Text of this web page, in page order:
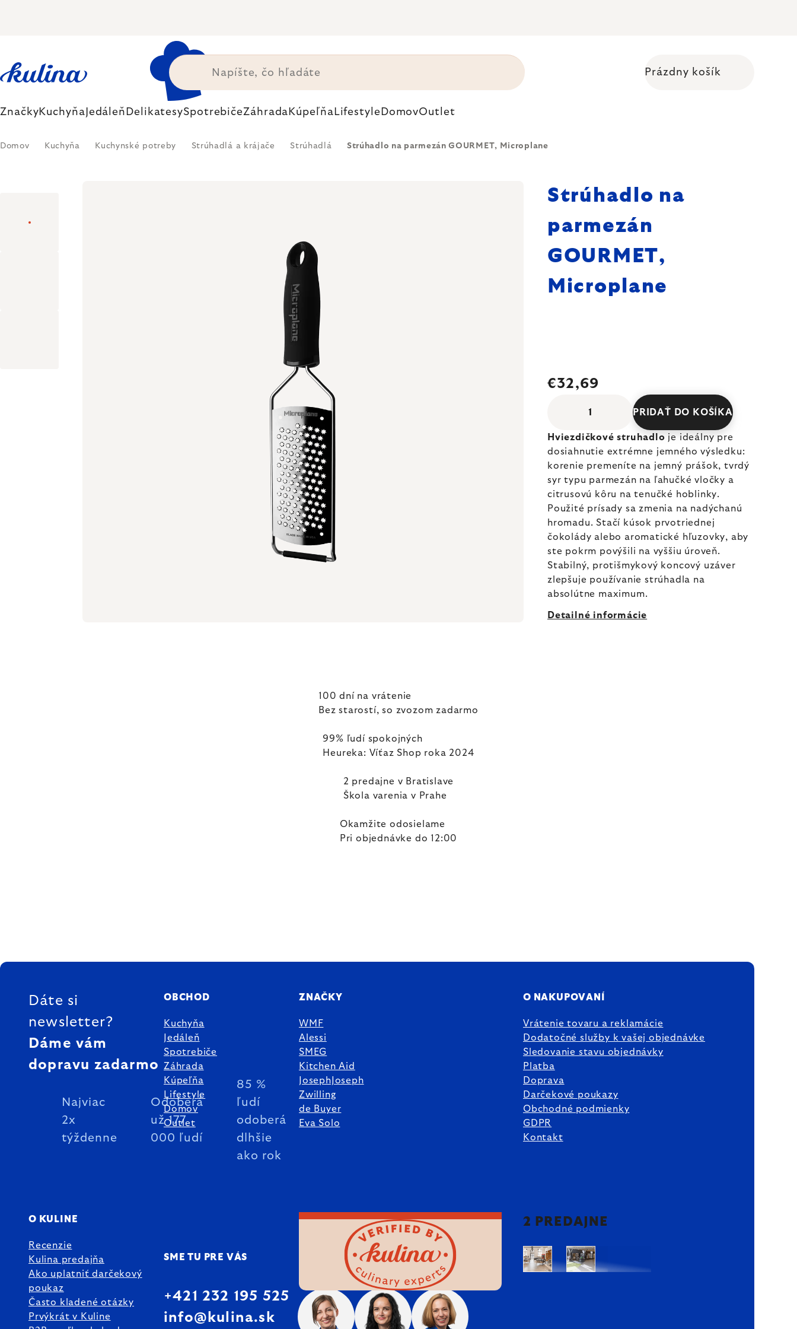
Prázdny košík
ZnačkyKuchyňa Jedáleň DelikatesySpotrebičeZáhrada Kúpeľňa Lifestyle DomovOutlet
Domov Kuchyňa Kuchynské potreby Strúhadlá a krájače Strúhadlá Strúhadlo na parmezán GOURMET, Microplane
Strúhadlo na
parmezán
GOURMET,
Microplane
€32,69
PRIDAŤ DO KOŠÍKA
Hviezdičkové struhadlo je ideálny pre
dosiahnutie extrémne jemného výsledku:
korenie premeníte na jemný prášok, tvrdý
syr typu parmezán na ľahučké vločky a
citrusovú kôru na tenučké hoblinky.
Použité prísady sa zmenia na nadýchanú
hromadu. Stačí kúsok prvotriednej
čokolády alebo aromatické hľuzovky, aby
ste pokrm povýšili na vyššiu úroveň.
Stabilný, protišmykový koncový uzáver
zlepšuje používanie strúhadla na
absolútne maximum.
Detailné informácie
100 dní na vrátenie
Bez starostí, so zvozom zadarmo
99% ľudí spokojných
Heureka: Víťaz Shop roka 2024
2 predajne v Bratislave
Škola varenia v Prahe
Okamžite odosielame
Pri objednávke do 12:00
ZÁPÄTIE
Dáte si
newsletter?
Dáme vám
dopravu zadarmo
Najviac
2x
týždenne
Odoberá
už 177
000 ľudí
85 %
ľudí
odoberá
dlhšie
ako rok
OBCHOD
Kuchyňa
Jedáleň
Spotrebiče
Záhrada
Kúpeľňa
Lifestyle
Domov
Outlet
ZNAČKY
WMF
Alessi
SMEG
Kitchen Aid
JosephJoseph
Zwilling
de Buyer
Eva Solo
O NAKUPOVANÍ
Vrátenie tovaru a reklamácie
Dodatočné služby k vašej objednávke
Sledovanie stavu objednávky
Platba
Doprava
Darčekové poukazy
Obchodné podmienky
GDPR
Kontakt
O KULINE
Recenzie
Kulina predajňa
Ako uplatniť darčekový
poukaz
Často kladené otázky
Prvýkrát v Kuline
SME TU PRE VÁS
+421 232 195 525
info@kulina.sk
2 PREDAJNE